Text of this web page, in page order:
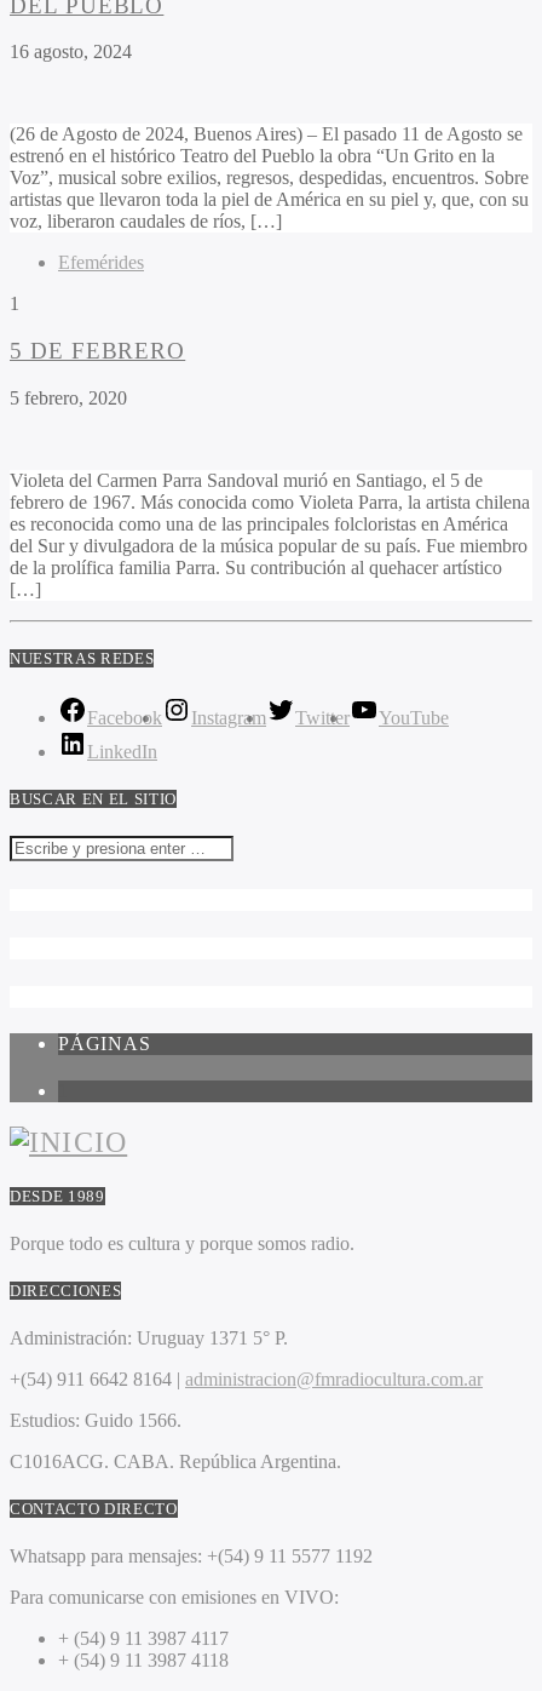
16 agosto, 2024
(26 de Agosto de 2024, Buenos Aires) – El pasado 11 de Agosto se
estrenó en el histórico Teatro del Pueblo la obra “Un Grito en la
Voz”, musical sobre exilios, regresos, despedidas, encuentros. Sobre
artistas que llevaron toda la piel de América en su piel y, que, con su
voz, liberaron caudales de ríos, […]
Efemérides
1
5 DE FEBRERO
5 febrero, 2020
Violeta del Carmen Parra Sandoval murió en Santiago, el 5 de
febrero de 1967. Más​ conocida como Violeta Parra, la artista chilena
es reconocida como una de las principales folcloristas en América
del Sur y divulgadora de la música popular de su país. Fue miembro
de la prolífica familia Parra. Su contribución al quehacer artístico
[…]
NUESTRAS REDES
Facebook Instagram Twitter
YouTube
LinkedIn
BUSCAR EN EL SITIO
PÁGINAS
DESDE 1989
Porque todo es cultura y porque somos radio.
DIRECCIONES
Administración: Uruguay 1371 5° P.
+(54) 911 6642 8164 | administracion@fmradiocultura.com.ar
Estudios: Guido 1566.
C1016ACG. CABA. República Argentina.
CONTACTO DIRECTO
Whatsapp para mensajes: +(54) 9 11 5577 1192
Para comunicarse con emisiones en VIVO:
+ (54) 9 11 3987 4117
+ (54) 9 11 3987 4118